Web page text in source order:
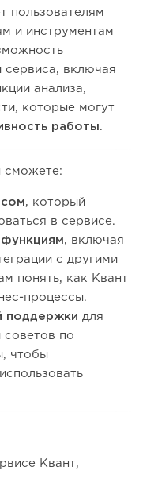
пользователям
и инструментам
сервиса, включая
анализа,
которые могут
работы.
сможете:
, который
в сервисе.
, включая
с другими
понять, как Квант
процессы.
поддержки для
советов по
чтобы
Квант,